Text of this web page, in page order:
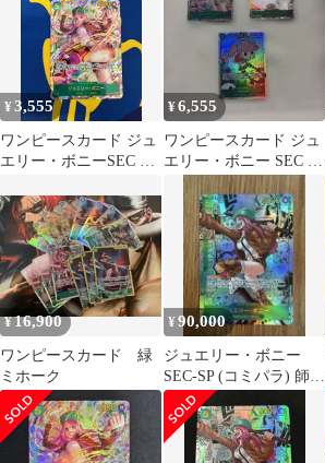
¥3,555
ワンピースカード ジュ
エリー・ボニーSEC パ
の絆
¥6,555
ワンピースカード ジュ
エリー・ボニー SEC パ
ラレル
¥16,900
ワンピースカード 緑
ミホーク
¥90,000
ジュエリー・ボニー
SEC-SP (コミパラ) 師弟
の絆